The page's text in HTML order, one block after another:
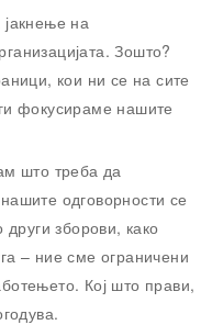
на
Зошто?
кои ни се на сите
фокусираме нашите
што треба да
одговорности се
други зборови, како
– ние сме ограничени
Кој што прави,